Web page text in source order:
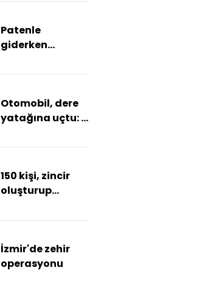
görüntülendi
Patenle
giderken
kaybedip düşen
bulundu
Otomobil, dere
yatağına uçtu: 1
150 kişi, zincir
oluşturup
İzmir'de zehir
operasyonu